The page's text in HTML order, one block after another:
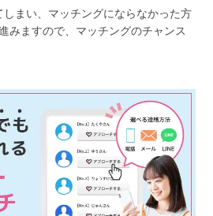
しまい、マッチングにならなかった方
みますので、マッチングのチャンス